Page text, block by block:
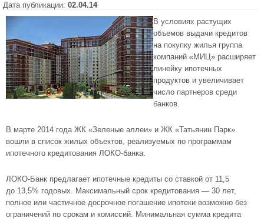
Дата публикации: 02.04.14
В условиях растущих
объемов выдачи кредитов
на покупку жилья группа
компаний «МИЦ» расширяет
линейку ипотечных
продуктов и увеличивает
число партнеров среди
банков.
В марте 2014 года ЖК «Зеленые аллеи» и ЖК «Татьянин Парк»
вошли в список жилых объектов, реализуемых по программам
ипотечного кредитования ЛОКО-банка.
ЛОКО-Банк предлагает ипотечные кредиты со ставкой от 11,5
до 13,5% годовых. Максимальный срок кредитования — 30 лет,
полное или частичное досрочное погашение ипотеки возможно без
ограничений по срокам и комиссий. Минимальная сумма кредита